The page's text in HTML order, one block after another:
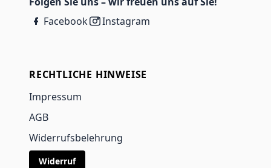
Facebook
Instagram
RECHTLICHE HINWEISE
Impressum
AGB
Widerrufsbelehrung
Widerruf